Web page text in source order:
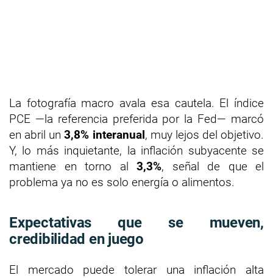
La fotografía macro avala esa cautela. El índice
PCE —la referencia preferida por la Fed— marcó
en abril un3,8% interanual, muy lejos del objetivo.
Y, lo más inquietante, la inflación subyacente se
mantiene en torno al 3,3%, señal de que el
problema ya no es solo energía o alimentos.
Expectativas que se mueven,
credibilidad en juego
El mercado puede tolerar una inflación alta